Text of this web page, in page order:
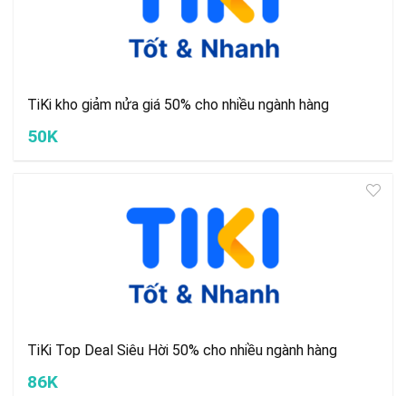
TiKi kho giảm nửa giá 50% cho nhiều ngành hàng
50K
TiKi Top Deal Siêu Hời 50% cho nhiều ngành hàng
86K